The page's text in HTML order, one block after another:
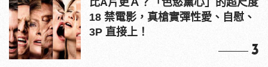
比A片更Ａ？「色慾薰心」的超尺度
18 禁電影，真槍實彈性愛、自慰、
3P 直接上！
3